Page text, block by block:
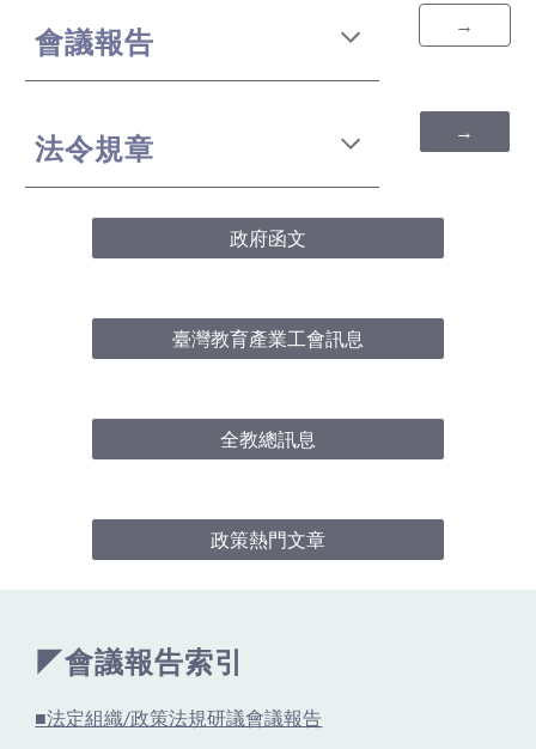
會議報告 →
法令規章 →
政府函文
臺灣教育產業工會訊息
全教總訊息
政策熱門文章
◤會議報告索引
■法定組織/政策法規研議會議報告